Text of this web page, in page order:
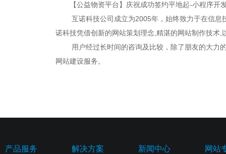
【公益物资平台】庆祝成功签约平地起-小程序开
互诺科技公司成立为2005年，始终致力于在信息技
诺科技凭借创新的网站策划理念,精湛的网站制作技术
用户经过长时间的咨询及比较，除了朋友的大力的
网站建设服务。
产品服务 解决方案 新闻中心 网站